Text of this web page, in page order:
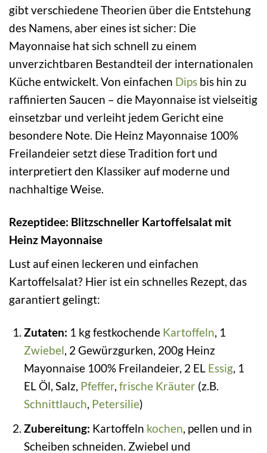
gibt verschiedene Theorien über die Entstehung
des Namens, aber eines ist sicher: Die
Mayonnaise hat sich schnell zu einem
unverzichtbaren Bestandteil der internationalen
Küche entwickelt. Von einfachen Dips bis hin zu
raffinierten Saucen – die Mayonnaise ist vielseitig
einsetzbar und verleiht jedem Gericht eine
besondere Note. Die Heinz Mayonnaise 100%
Freilandeier setzt diese Tradition fort und
interpretiert den Klassiker auf moderne und
nachhaltige Weise.
Rezeptidee: Blitzschneller Kartoffelsalat mit
Heinz Mayonnaise
Lust auf einen leckeren und einfachen
Kartoffelsalat? Hier ist ein schnelles Rezept, das
garantiert gelingt:
Zutaten: 1 kg festkochende Kartoffeln, 1
Zwiebel, 2 Gewürzgurken, 200g Heinz
Mayonnaise 100% Freilandeier, 2 EL Essig, 1
EL Öl, Salz, Pfeffer, frische Kräuter (z.B.
Schnittlauch, Petersilie)
Zubereitung: Kartoffeln kochen, pellen und in
Scheiben schneiden. Zwiebel und